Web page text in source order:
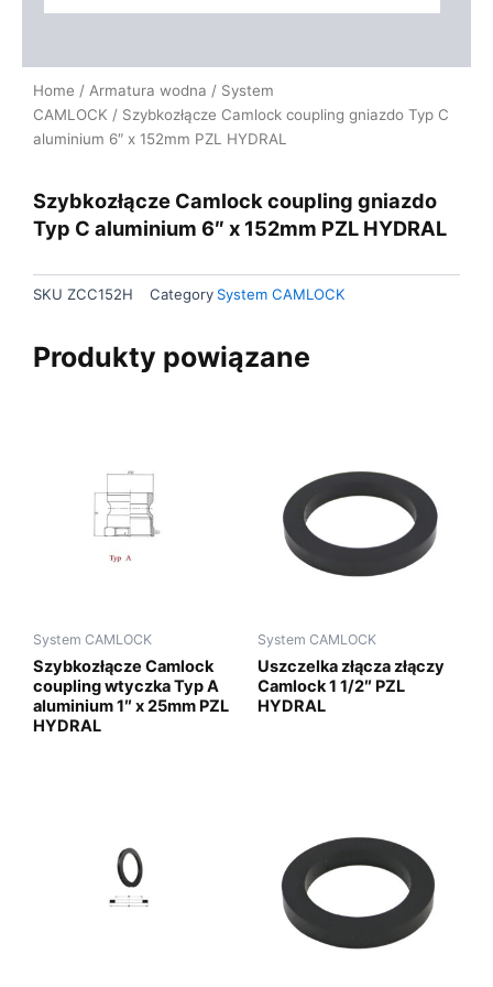
Home / Armatura wodna / System
CAMLOCK / Szybkozłącze Camlock coupling gniazdo Typ C
aluminium 6″ x 152mm PZL HYDRAL
Szybkozłącze Camlock coupling gniazdo
Typ C aluminium 6″ x 152mm PZL HYDRAL
SKU ZCC152H Category System CAMLOCK
Produkty powiązane
System CAMLOCK
Szybkozłącze Camlock
coupling wtyczka Typ A
aluminium 1″ x 25mm PZL
HYDRAL
System CAMLOCK
Uszczelka złącza złączy
Camlock 1 1/2″ PZL
HYDRAL